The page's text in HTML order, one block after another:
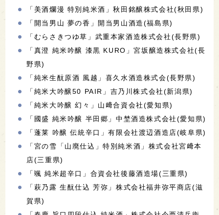
「美酒爛漫 特別純米酒」秋田銘醸株式会社(秋田県)
「開当男山 夢の香」開当男山酒造(福島県)
「むらさきつゆ草」武重本家酒造株式会社(長野県)
「真澄 純米吟醸 漆黒 KURO」宮坂醸造株式会社(長
野県)
「純米生酛原酒 風越」喜久水酒造株式会(長野県)
「純米大吟醸50 PAIR」吉乃川株式会社(新潟県)
「純米大吟醸 幻々」山﨑合資会社(愛知県)
「國盛 純米吟醸 半田郷」中埜酒造株式会社(愛知県)
「蓬莱 吟醸 伝統辛口」有限会社渡辺酒造店(岐阜県)
「宮の雪「山廃仕込」特別純米酒」株式会社宮﨑本
店(三重県)
「颯 純米超辛口」合資会社後藤酒造場(三重県)
「萩乃露 生酛仕込 芳弥」株式会社福井弥平商店(滋
賀県)